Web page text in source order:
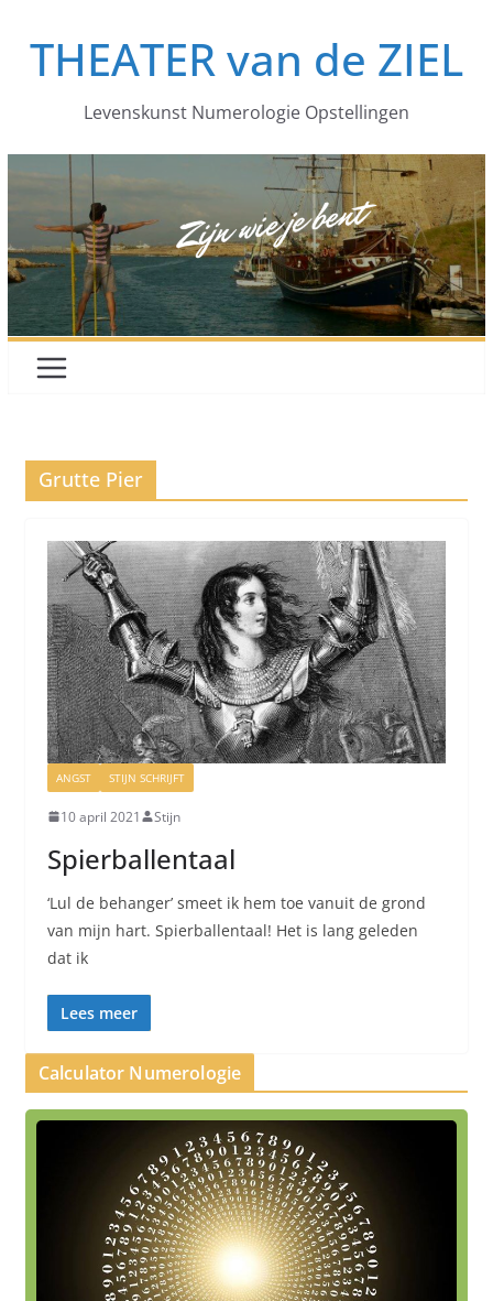
naarTHEATER van de ZIEL
Levenskunst Numerologie Opstellingen
Grutte Pier
ANGST STIJN SCHRIJFT
10 april 2021 Stijn
Spierballentaal
‘Lul de behanger’ smeet ik hem toe vanuit de grond
van mijn hart. Spierballentaal! Het is lang geleden
dat ik
Lees meer
Calculator Numerologie